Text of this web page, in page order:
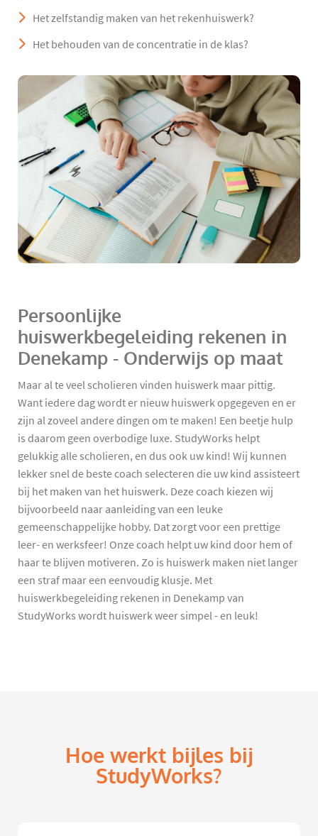
Het zelfstandig maken van het rekenhuiswerk?
Het behouden van de concentratie in de klas?
Persoonlijke
huiswerkbegeleiding rekenen in
Denekamp - Onderwijs op maat
Maar al te veel scholieren vinden huiswerk maar pittig.
Want iedere dag wordt er nieuw huiswerk opgegeven en er
zijn al zoveel andere dingen om te maken! Een beetje hulp
is daarom geen overbodige luxe. StudyWorks helpt
gelukkig alle scholieren, en dus ook uw kind! Wij kunnen
lekker snel de beste coach selecteren die uw kind assisteert
bij het maken van het huiswerk. Deze coach kiezen wij
bijvoorbeeld naar aanleiding van een leuke
gemeenschappelijke hobby. Dat zorgt voor een prettige
leer- en werksfeer! Onze coach helpt uw kind door hem of
haar te blijven motiveren. Zo is huiswerk maken niet langer
een straf maar een eenvoudig klusje. Met
huiswerkbegeleiding rekenen in Denekamp van
StudyWorks wordt huiswerk weer simpel - en leuk!
Hoe werkt bijles bij
StudyWorks?